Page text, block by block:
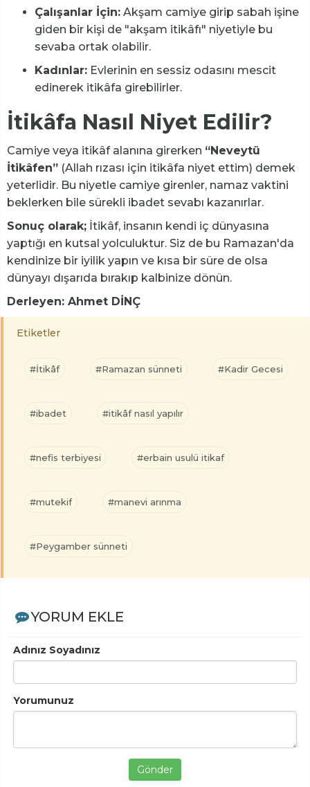
Çalışanlar İçin: Akşam camiye girip sabah işine
giden bir kişi de "akşam itikâfı" niyetiyle bu
sevaba ortak olabilir.
Kadınlar: Evlerinin en sessiz odasını mescit
edinerek itikâfa girebilirler.
İtikâfa Nasıl Niyet Edilir?
Camiye veya itikâf alanına girerken “Neveytü
İtikâfen” (Allah rızası için itikâfa niyet ettim) demek
yeterlidir. Bu niyetle camiye girenler, namaz vaktini
beklerken bile sürekli ibadet sevabı kazanırlar.
Sonuç olarak; İtikâf, insanın kendi iç dünyasına
yaptığı en kutsal yolculuktur. Siz de bu Ramazan'da
kendinize bir iyilik yapın ve kısa bir süre de olsa
dünyayı dışarıda bırakıp kalbinize dönün.
Derleyen: Ahmet DİNÇ
Etiketler
#İtikâf #Ramazan sünneti #Kadir Gecesi
#ibadet #itikâf nasıl yapılır
#nefis terbiyesi #erbain usulü itikaf
#mutekif #manevi arınma
#Peygamber sünneti
YORUM EKLE
Adınız Soyadınız
Yorumunuz
Gönder